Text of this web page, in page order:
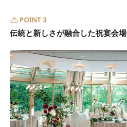
POINT 3
伝統と新しさが融合した祝宴会場